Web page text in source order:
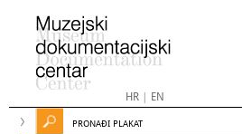
HR| EN
PRONAĐI PLAKAT